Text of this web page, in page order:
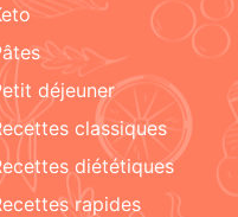
keto
pâtes
petit déjeuner
recettes classiques
recettes diététiques
recettes rapides